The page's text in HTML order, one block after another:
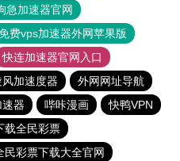
急加速器官网
费vps加速器外网苹果版
快连加速器官网入口
风加速度器
外网网址导航
器 哔咔漫画
快鸭VPN
载全民彩票
民彩票下载大全官网